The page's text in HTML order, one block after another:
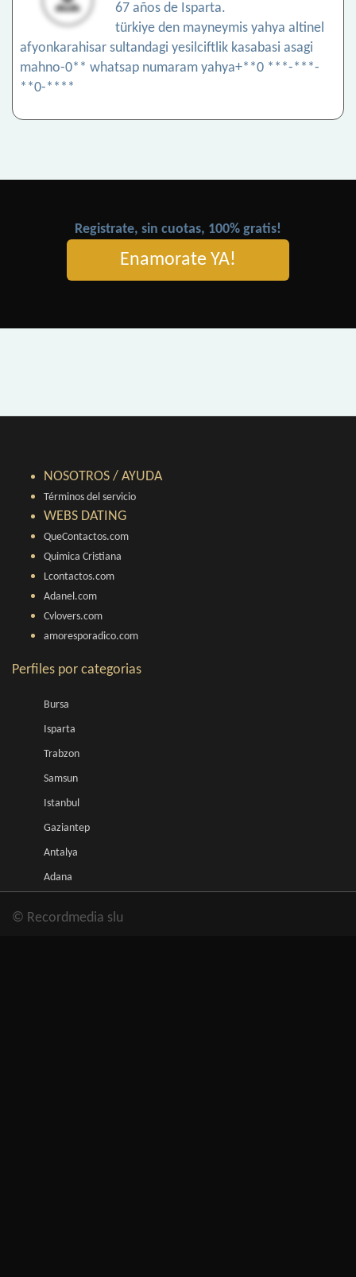
67 años de Isparta.
türkiye den mayneymis yahya altinel
afyonkarahisar sultandagi yesilciftlik kasabasi asagi
mahno-0** whatsap numaram yahya+**0 ***-***-
**0-****
Registrate, sin cuotas, 100% gratis!
Enamorate YA!
NOSOTROS / AYUDA
Términos del servicio
WEBS DATING
QueContactos.com
Quimica Cristiana
Lcontactos.com
Adanel.com
Cvlovers.com
amoresporadico.com
Perfiles por categorias
Bursa
Isparta
Trabzon
Samsun
Istanbul
Gaziantep
Antalya
Adana
© Recordmedia slu